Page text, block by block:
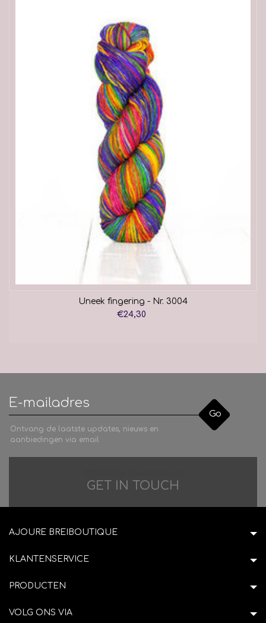
Uneek fingering - Nr. 3004
€24,30
Go
Ontvang de laatste updates, nieuws en
aanbiedingen via email
GET IN TOUCH
AJOURE BREIBOUTIQUE
KLANTENSERVICE
PRODUCTEN
VOLG ONS VIA